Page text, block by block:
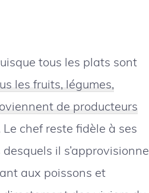
tous les plats sont
les fruits, légumes,
de producteurs
chef reste fidèle à ses
il s’approvisionne
aux poissons et